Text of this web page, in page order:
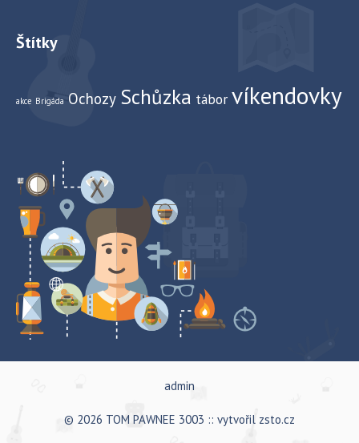
Štítky
akce Brigáda Ochozy Schůzka tábor víkendovky
admin
© 2026 TOM PAWNEE 3003 :: vytvořil zsto.cz